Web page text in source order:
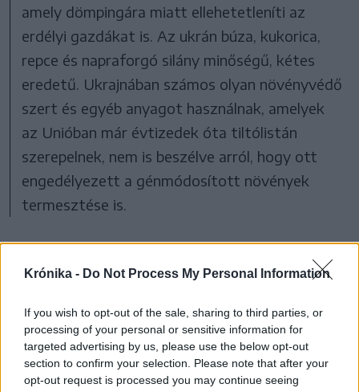
Krónika - Do Not Process My Personal Information
If you wish to opt-out of the sale, sharing to third parties, or
processing of your personal or sensitive information for
targeted advertising by us, please use the below opt-out
section to confirm your selection. Please note that after your
opt-out request is processed you may continue seeing
amely dömpingára miatt ellehetetleníti az
erdélyi gazdákat is. Az ukrán búza, kukorica,
repce és napraforgó silány minőségű, kétes
eredetű. Ukrajnában számos olyan növényvédő
szert és egyéb anyagot használnak, amelyek
az Unióban már évtizedek óta tiltólistán
szerepelnek, nem is beszélve arról, hogy ott
engedélyezett a génmódosított növények
termesztése is.
A gazdák jogosan úgy
tartják, hogy az itthon
előírásoknak megfelelve –
jelentős plusz költségekkel –
kell termeljenek, a beáramló